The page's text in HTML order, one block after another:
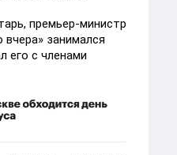
премьер-министр
занимался
его с членами